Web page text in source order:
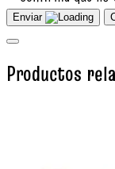
Enviar
Productos